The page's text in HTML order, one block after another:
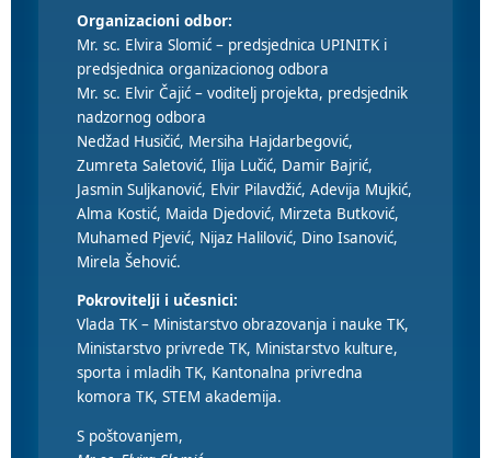
Organizacioni odbor:
Mr. sc. Elvira Slomić – predsjednica UPINITK i
predsjednica organizacionog odbora
Mr. sc. Elvir Čajić – voditelj projekta, predsjednik
nadzornog odbora
Nedžad Husičić, Mersiha Hajdarbegović,
Zumreta Saletović, Ilija Lučić, Damir Bajrić,
Jasmin Suljkanović, Elvir Pilavdžić, Adevija Mujkić,
Alma Kostić, Maida Djedović, Mirzeta Butković,
Muhamed Pjević, Nijaz Halilović, Dino Isanović,
Mirela Šehović.
Pokrovitelji i učesnici:
Vlada TK – Ministarstvo obrazovanja i nauke TK,
Ministarstvo privrede TK, Ministarstvo kulture,
sporta i mladih TK, Kantonalna privredna
komora TK, STEM akademija.
S poštovanjem,